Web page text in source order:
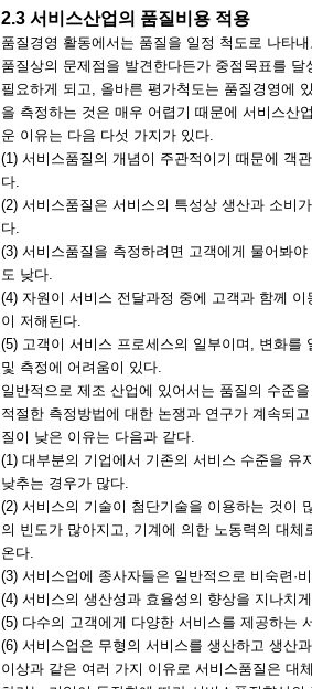
2.3 서비스산업의 품질비용 적용
품질경영 활동에서는 품질을 일정 척도로 나타
품질상의 문제점을 발견한다든가 중점목표를
필요하게 되고, 올바른 평가척도는 품질경영에
을 측정하는 것은 매우 어렵기 때문에 서비스산
운 이유는 다음 다섯 가지가 있다.
(1) 서비스품질의 개념이 주관적이기 때문에 객
다.
(2) 서비스품질은 서비스의 특성상 생산과 소비
다.
(3) 서비스품질을 측정하려면 고객에게 물어봐
도 낮다.
(4) 자원이 서비스 전달과정 중에 고객과 함께
이 저해된다.
(5) 고객이 서비스 프로세스의 일부이며, 변화
및 측정에 어려움이 있다.
일반적으로 제조 산업에 있어서는 품질의 수준
적절한 측정방법에 대한 논쟁과 연구가 계속되
질이 낮은 이유는 다음과 같다.
(1) 대부분의 기업에서 기존의 서비스 수준을 유
낮추는 경우가 많다.
(2) 서비스의 기술이 첨단기술을 이용하는 것이
의 빈도가 많아지고, 기계에 의한 노동력의 대
온다.
(3) 서비스업에 종사자들은 일반적으로 비숙련·
(4) 서비스의 생산성과 효율성의 향상을 지나치
(5) 다수의 고객에게 다양한 서비스를 제공하는
(6) 서비스업은 무형의 서비스를 생산하고 생
이상과 같은 여러 가지 이유로 서비스품질은 대